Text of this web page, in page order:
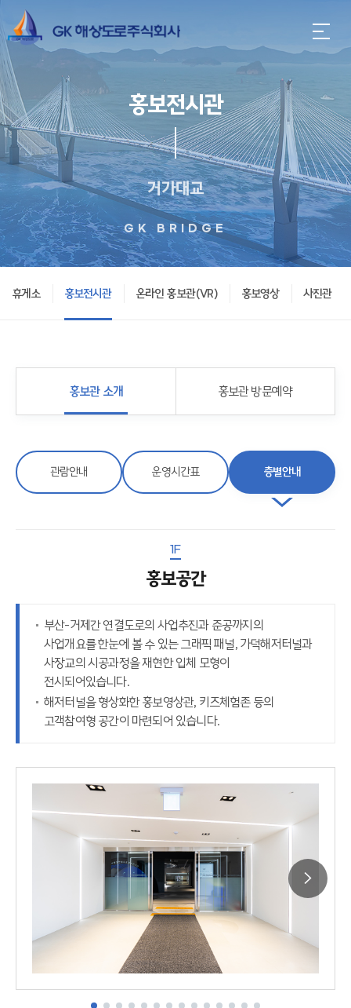
홍보전시관
거가대교
GK BRIDGE
휴게소 홍보전시관 온라인 홍보관(VR) 홍보영상 사진관
홍보관 소개 홍보관 방문예약
관람안내 운영시간표 층별안내
1F
홍보공간
부산-거제간 연결도로의 사업추진과 준공까지의
사업개요를 한눈에 볼 수 있는 그래픽 패널, 가덕해저터널과
사장교의 시공과정을 재현한 입체 모형이
전시되어있습니다.
해저터널을 형상화한 홍보영상관, 키즈체험존 등의
고객참여형 공간이 마련되어 있습니다.